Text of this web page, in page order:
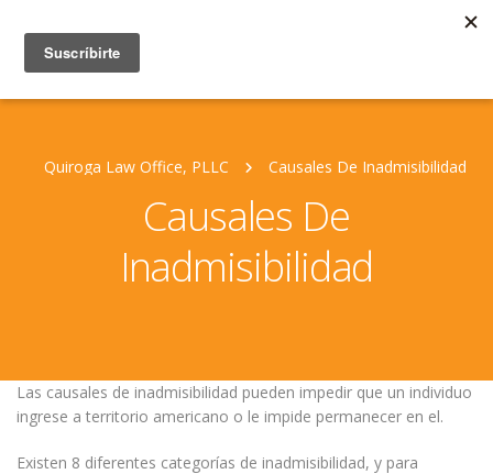
Quiroga Law Office, PLLC Causales De Inadmisibilidad
Causales De
Inadmisibilidad
Las causales de inadmisibilidad pueden impedir que un individuo
ingrese a territorio americano o le impide permanecer en el.
Existen 8 diferentes categorías de inadmisibilidad, y para